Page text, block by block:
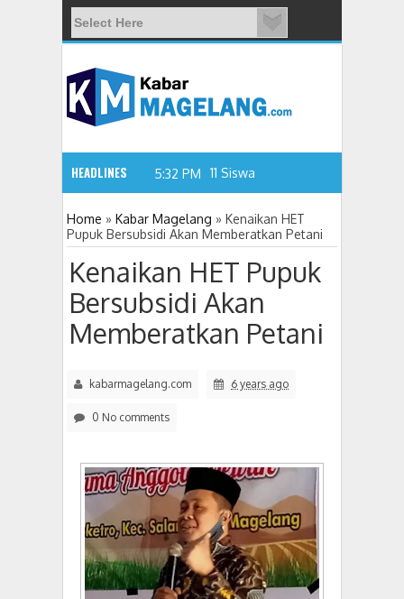
HEADLINES
5:32 PM 11 Siswa SMPN 3 Candimuly
Home » Kabar Magelang » Kenaikan HET
Pupuk Bersubsidi Akan Memberatkan Petani
Kenaikan HET Pupuk
Bersubsidi Akan
Memberatkan Petani
kabarmagelang.com 6 years ago
0 No comments